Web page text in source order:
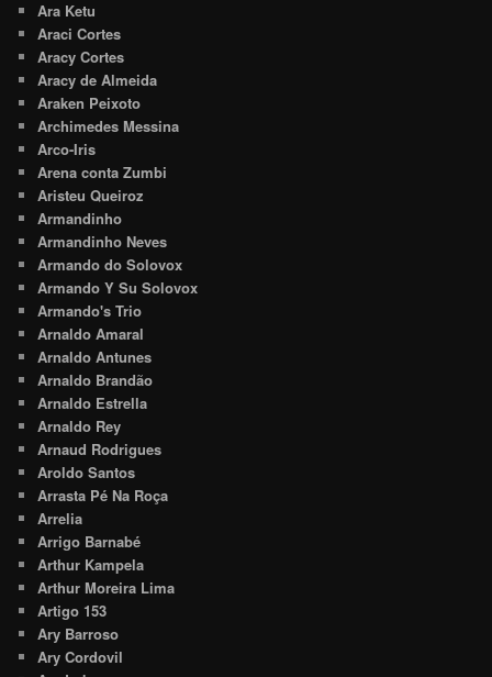
Ara Ketu
Araci Cortes
Aracy Cortes
Aracy de Almeida
Araken Peixoto
Archimedes Messina
Arco-Iris
Arena conta Zumbi
Aristeu Queiroz
Armandinho
Armandinho Neves
Armando do Solovox
Armando Y Su Solovox
Armando's Trio
Arnaldo Amaral
Arnaldo Antunes
Arnaldo Brandão
Arnaldo Estrella
Arnaldo Rey
Arnaud Rodrigues
Aroldo Santos
Arrasta Pé Na Roça
Arrelia
Arrigo Barnabé
Arthur Kampela
Arthur Moreira Lima
Artigo 153
Ary Barroso
Ary Cordovil